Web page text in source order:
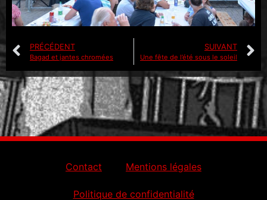
PRÉCÉDENT
Bagad et jantes chromées
SUIVANT
Une fête de l’été sous le soleil
Contact Mentions légales
Politique de confidentialité